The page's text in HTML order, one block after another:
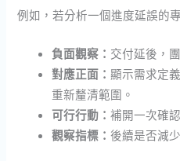
例如，若分析一個進度延誤的
負面觀察： 交付延後，
對應正面：顯示需求定
重新釐清範圍。
可行行動：補開一次確
觀察指標：後續是否減